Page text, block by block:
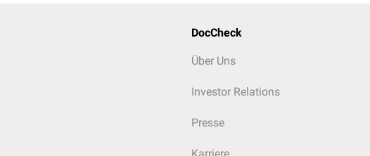
DocCheck
Über Uns
Investor Relations
Presse